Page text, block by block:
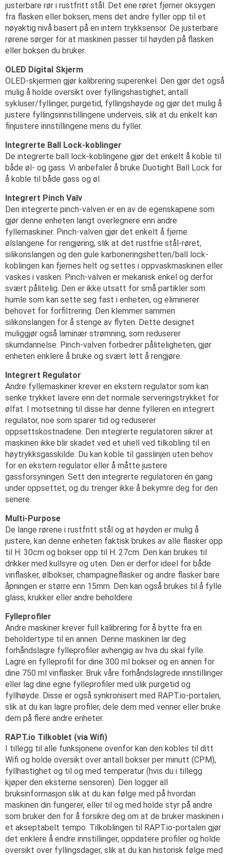
justerbare rør i rustfritt stål. Det ene røret fjerner oksygen
fra flasken eller boksen, mens det andre fyller opp til et
nøyaktig nivå basert på en intern trykksensor. De justerbare
rørene sørger for at maskinen passer til høyden på flasken
eller boksen du bruker.
OLED Digital Skjerm
OLED-skjermen gjør kalibrering superenkel. Den gjør det også
mulig å holde oversikt over fyllingshastighet, antall
sykluser/fyllinger, purgetid, fyllingshøyde og gjør det mulig å
justere fyllingsinnstillingene underveis, slik at du enkelt kan
finjustere innstillingene mens du fyller.
Integrerte Ball Lock-koblinger
De integrerte ball lock-koblingene gjør det enkelt å koble til
både øl- og gass. Vi anbefaler å bruke Duotight Ball Lock for
å koble til både gass og øl.
Integrert Pinch Valv
Den integrerte pinch-valven er en av de egenskapene som
gjør denne enheten langt overlegnere enn andre
fyllemaskiner. Pinch-valven gjør det enkelt å fjerne
ølslangene for rengjøring, slik at det rustfrie stål-røret,
silikonslangen og den gule karboneringshetten/ball lock-
koblingen kan fjernes helt og settes i oppvaskmaskinen eller
vaskes i vasken. Pinch-valven er mekanisk enkel og derfor
svært pålitelig. Den er ikke utsatt for små partikler som
humle som kan sette seg fast i enheten, og eliminerer
behovet for forfiltrering. Den klemmer sammen
silikonslangen for å stenge av flyten. Dette designet
muliggjør også laminær strømning, som reduserer
skumdannelse. Pinch-valven forbedrer påliteligheten, gjør
enheten enklere å bruke og svært lett å rengjøre.
Integrert Regulator
Andre fyllemaskiner krever en ekstern regulator som kan
senke trykket lavere enn det normale serveringstrykket for
ølfat. I motsetning til disse har denne fylleren en integrert
regulator, noe som sparer tid og reduserer
oppsettskostnadene. Den integrerte regulatoren sikrer at
maskinen ikke blir skadet ved et uhell ved tilkobling til en
høytrykksgasskilde. Du kan koble til gasslinjen uten behov
for en ekstern regulator eller å måtte justere
gassforsyningen. Sett den integrerte regulatoren én gang
under oppsettet, og du trenger ikke å bekymre deg for den
senere.
Multi-Purpose
De lange rørene i rustfritt stål og at høyden er mulig å
justere, kan denne enheten faktisk brukes av alle flasker opp
til H: 30cm og bokser opp til H: 27cm. Den kan brukes til
drikker med kullsyre og uten. Den er derfor ideel for både
vinflasker, ølbokser, champagneflasker og andre flasker bare
åpningen er større enn 15mm. Den kan også brukes til å fylle
glass, krukker eller andre beholdere.
Fylleprofiler
Andre maskiner krever full kalibrering for å bytte fra en
beholdertype til en annen. Denne maskinen lar deg
forhåndslagre fylleprofiler avhengig av hva du skal fylle.
Lagre en fylleprofil for dine 300 ml bokser og en annen for
dine 750 ml vinflasker. Bruk våre forhåndslagrede innstillinger
eller lag dine egne fylleprofiler med ulik purgetid og
fyllhøyde. Disse er også synkronisert med RAPT.io-portalen,
slik at du kan lagre profiler, dele dem med venner eller bruke
dem på flere andre enheter.
RAPT.io Tilkoblet (via Wifi)
I tillegg til alle funksjonene ovenfor kan den kobles til ditt
Wifi og holde oversikt over antall bokser per minutt (CPM),
fyllhastighet og til og med temperatur (hvis du i tillegg
kjøper den eksterne sensoren). Den logger all
bruksinformasjon slik at du kan følge med på hvordan
maskinen din fungerer, eller til og med holde styr på andre
som bruker den for å forsikre deg om at de bruker maskinen i
et akseptabelt tempo. Tilkoblingen til RAPT.io-portalen gjør
det enklere å endre innstillinger, oppdatere profiler og holde
oversikt over fyllingsdager, slik at du kan historisk følge med